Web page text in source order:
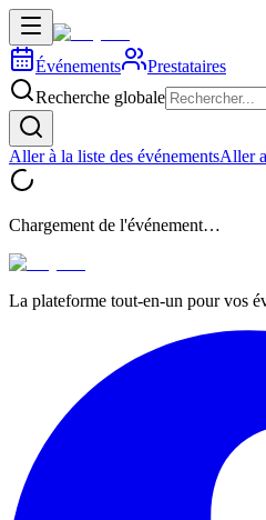
Événements
Prestataires
Recherche globale
Aller à la liste des événementsAller
Chargement de l'événement…
La plateforme tout-en-un pour vos